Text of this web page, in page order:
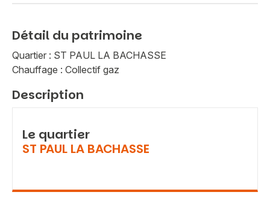
Détail du patrimoine
Quartier : ST PAUL LA BACHASSE
Chauffage : Collectif gaz
Description
Le quartier
ST PAUL LA BACHASSE